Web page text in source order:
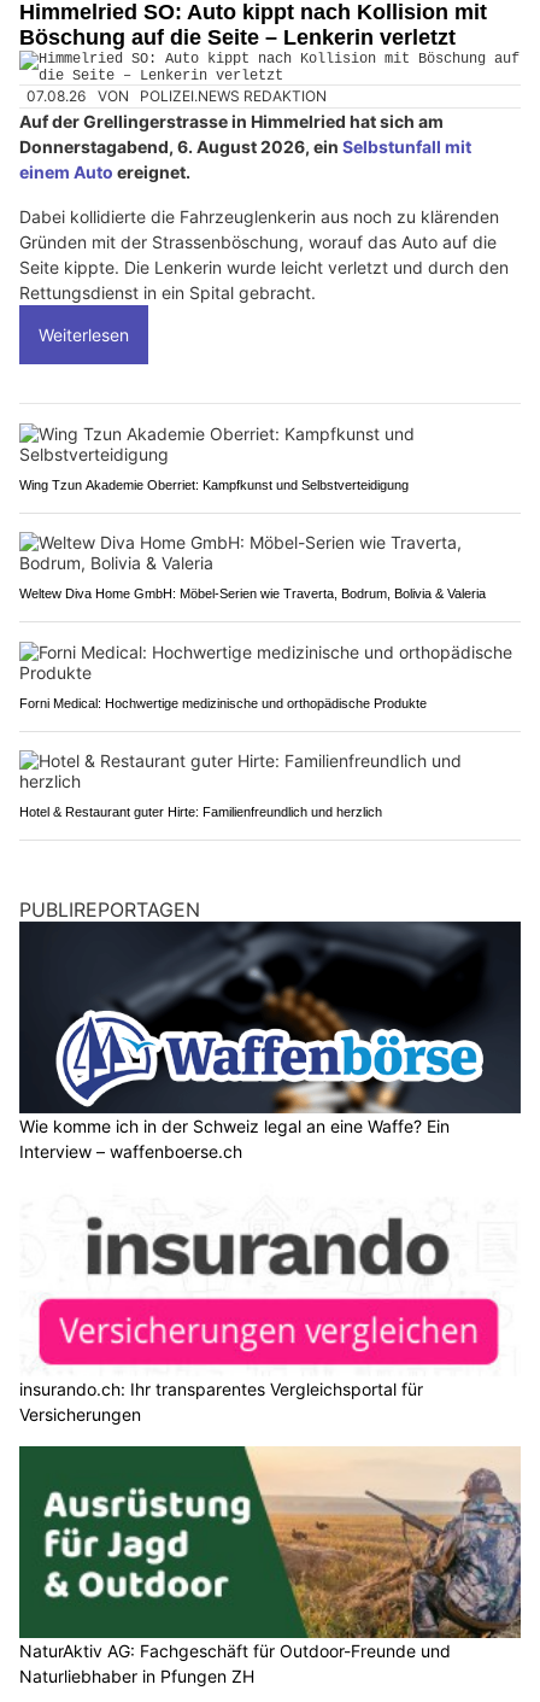
Himmelried SO: Auto kippt nach Kollision mit
Böschung auf die Seite – Lenkerin verletzt
07.08.26 VON POLIZEI.NEWS REDAKTION
Auf der Grellingerstrasse in Himmelried hat sich am
Donnerstagabend, 6. August 2026, ein Selbstunfall mit
einem Auto ereignet.
Dabei kollidierte die Fahrzeuglenkerin aus noch zu klärenden
Gründen mit der Strassenböschung, worauf das Auto auf die
Seite kippte. Die Lenkerin wurde leicht verletzt und durch den
Rettungsdienst in ein Spital gebracht.
Weiterlesen
Wing Tzun Akademie Oberriet: Kampfkunst und Selbstverteidigung
Weltew Diva Home GmbH: Möbel-Serien wie Traverta, Bodrum, Bolivia & Valeria
Forni Medical: Hochwertige medizinische und orthopädische Produkte
Hotel & Restaurant guter Hirte: Familienfreundlich und herzlich
PUBLIREPORTAGEN
Wie komme ich in der Schweiz legal an eine Waffe? Ein
Interview – waffenboerse.ch
insurando.ch: Ihr transparentes Vergleichsportal für
Versicherungen
NaturAktiv AG: Fachgeschäft für Outdoor-Freunde und
Naturliebhaber in Pfungen ZH